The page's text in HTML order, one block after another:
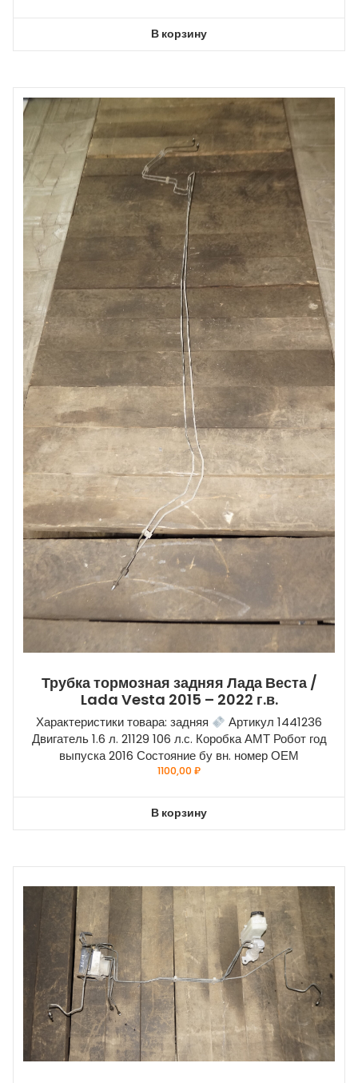
В корзину
Трубка тормозная задняя Лада Веста /
Lada Vesta 2015 – 2022 г.в.
Характеристики товара: задняя
Артикул 1441236
Двигатель 1.6 л. 21129 106 л.с. Коробка АМТ Робот год
выпуска 2016 Состояние бу вн. номер ОЕМ
1100,00₽
В корзину